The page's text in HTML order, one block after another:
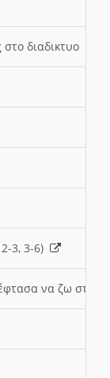
διαδικτυο
3, 3-6)
να ζω στην